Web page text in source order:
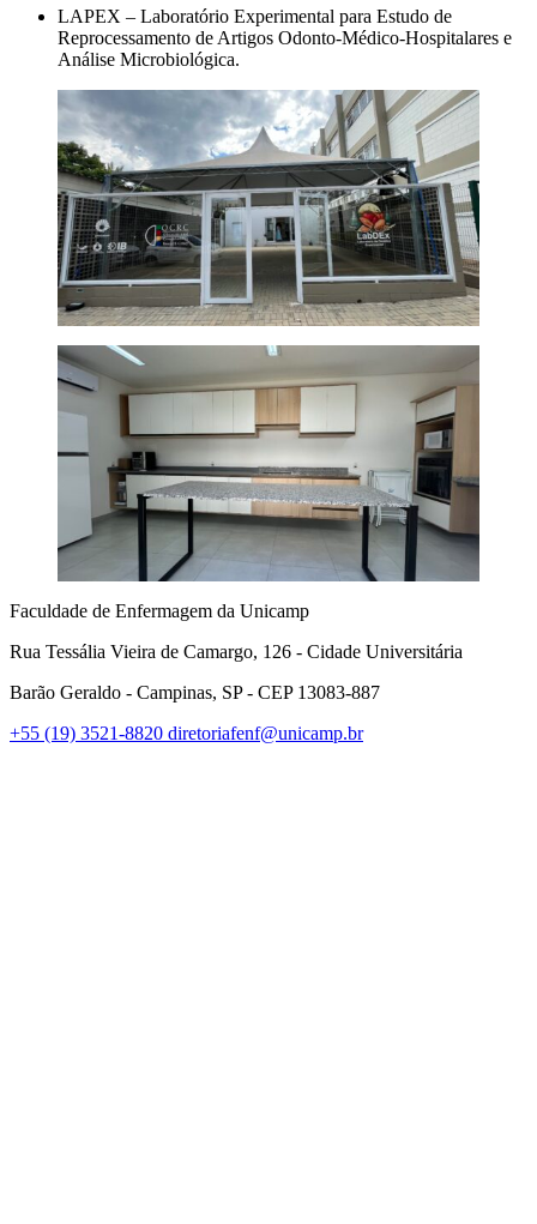
LAPEX – Laboratório Experimental para Estudo de
Reprocessamento de Artigos Odonto-Médico-Hospitalares e
Análise Microbiológica.
Faculdade de Enfermagem da Unicamp
Rua Tessália Vieira de Camargo, 126 - Cidade Universitária
Barão Geraldo - Campinas, SP - CEP 13083-887
+55 (19) 3521-8820 diretoriafenf@unicamp.br